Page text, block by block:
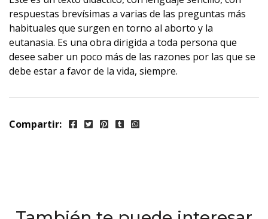
respuestas brevísimas a varias de las preguntas más
habituales que surgen en torno al aborto y la
eutanasia. Es una obra dirigida a toda persona que
desee saber un poco más de las razones por las que se
debe estar a favor de la vida, siempre.
Compartir: